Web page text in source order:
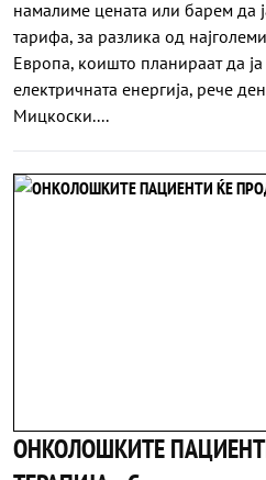
намалиме цената или барем да
тарифа, за разлика од
Европа, коишто планираат да ја
електричната енергија, рече
Мицкоски....
ОНКОЛОШКИТЕ